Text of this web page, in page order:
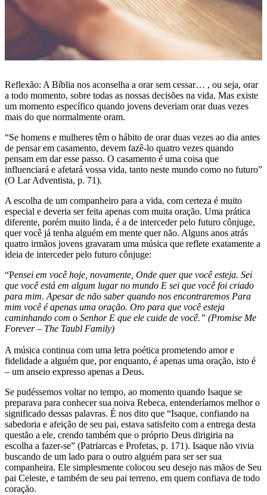
Reflexão: A Bíblia nos aconselha a orar sem cessar… , ou seja, orar
a todo momento, sobre todas as nossas decisões na vida. Mas existe
um momento específico quando jovens deveriam orar duas vezes
mais do que normalmente oram.
“Se homens e mulheres têm o hábito de orar duas vezes ao dia antes
de pensar em casamento, devem fazê-lo quatro vezes quando
pensam em dar esse passo. O casamento é uma coisa que
influenciará e afetará vossa vida, tanto neste mundo como no futuro”
(O Lar Adventista, p. 71).
A escolha de um companheiro para a vida, com certeza é muito
especial e deveria ser feita apenas com muita oração. Uma prática
diferente, porém muito linda, é a de interceder pelo futuro cônjuge,
quer você já tenha alguém em mente quer não. Alguns anos atrás
quatro irmãos jovens gravaram uma música que reflete exatamente a
ideia de interceder pelo futuro cônjuge:
“Pensei em você hoje, novamente, Onde quer que você esteja. Sei
que você está em algum lugar no mundo E sei que você foi criado
para mim. Apesar de não saber quando nos encontraremos Para
mim você é apenas uma oração. Oro para que você esteja
caminhando com o Senhor E que ele cuide de você.” (Promise Me
Forever – The Taubl Family)
A música continua com uma letra poética prometendo amor e
fidelidade a alguém que, por enquanto, é apenas uma oração, isto é
– um anseio expresso apenas a Deus.
Se pudéssemos voltar no tempo, ao momento quando Isaque se
preparava para conhecer sua noiva Rebeca, entenderíamos melhor o
significado dessas palavras. É nos dito que “Isaque, confiando na
sabedoria e afeição de seu pai, estava satisfeito com a entrega desta
questão a ele, crendo também que o próprio Deus dirigiria na
escolha a fazer-se” (Patriarcas e Profetas, p. 171). Isaque não vivia
buscando de um lado para o outro alguém para ser ser sua
companheira. Ele simplesmente colocou seu desejo nas mãos de Seu
pai Celeste, e também de seu pai terreno, em quem confiava de todo
coração.